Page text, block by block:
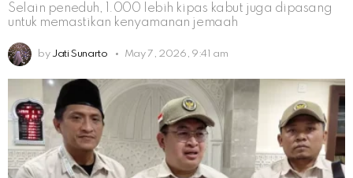
Selain peneduh, 1.000 lebih kipas kabut juga dipasang
untuk memastikan kenyamanan jemaah
by Jati Sunarto May 7, 2026, 9:41 am